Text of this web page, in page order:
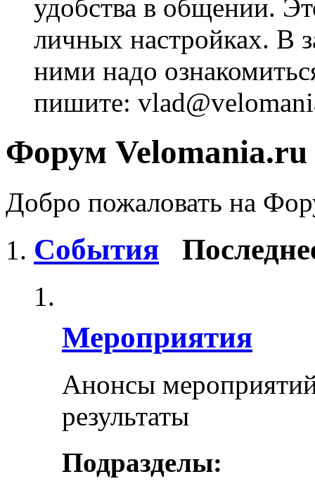
удобства в общении.
личных настройках. В
ними надо
пишите:
Форум Velomania.ru
Добро пожаловать на
События
Мероприятия
Анонсы
результаты
Подразделы: